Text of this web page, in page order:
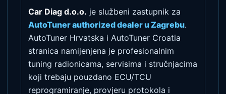
Car Diag d.o.o. je službeni zastupnik za
AutoTuner authorized dealer u Zagrebu.
AutoTuner Hrvatska i AutoTuner Croatia
stranica namijenjena je profesionalnim
tuning radionicama, servisima i stručnjacima
koji trebaju pouzdano ECU/TCU
reprogramiranje, provjeru protokola i